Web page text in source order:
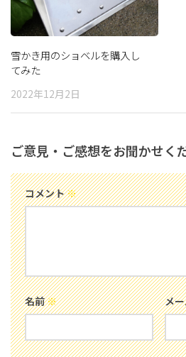
雪かき用のショベルを購入し
てみた
2022年12月2日
ご意見・ご感想をお聞かせく
コメント※
名前※ メ